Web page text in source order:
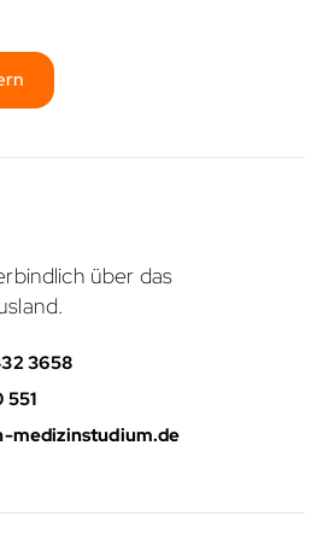
über das
3658
551
medizinstudium.de